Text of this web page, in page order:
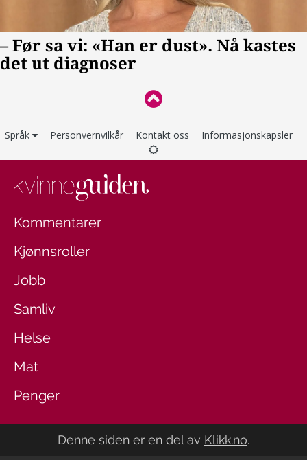
Språk Personvernvilkår Kontakt oss Informasjonskapsler
Kommentarer
Kjønnsroller
Jobb
Samliv
Helse
Mat
Penger
Denne siden er en del av Klikk.no.